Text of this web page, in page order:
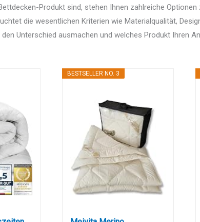
Produkt sind, stehen Ihnen zahlreiche Optionen
die wesentlichen Kriterien wie Materialqualität,
Unterschied ausmachen und welches Produkt Ihren
BESTSELLER NO. 3